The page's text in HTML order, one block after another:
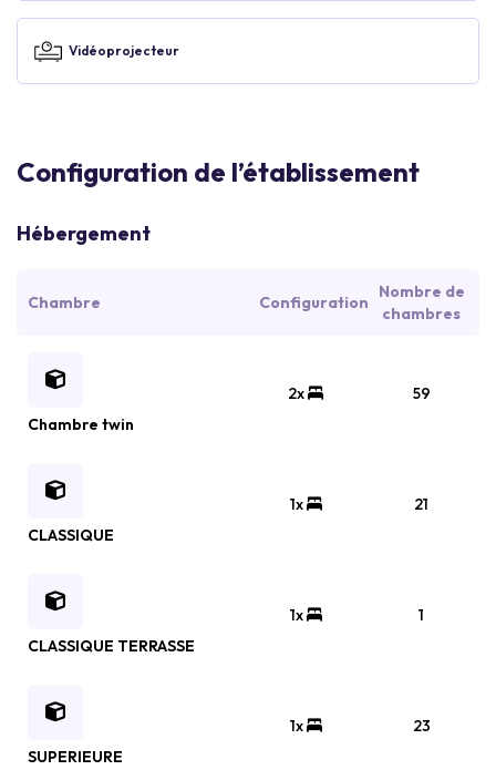
Vidéoprojecteur
Configuration de l’établissement
Hébergement
Chambre Configuration
Nombre de
chambres
Chambre twin
2x 59
CLASSIQUE
1x 21
CLASSIQUE TERRASSE
1x 1
SUPERIEURE
1x 23